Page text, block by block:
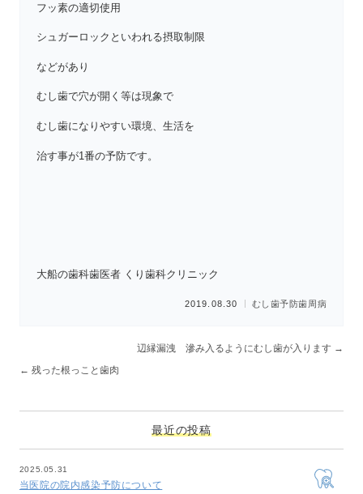
フッ素の適切使用
シュガーロックといわれる摂取制限
などがあり
むし歯で穴が開く等は現象で
むし歯になりやすい環境、生活を
治す事が1番の予防です。
大船の歯科歯医者 くり歯科クリニック
2019.08.30 むし歯予防歯周病
辺縁漏洩 滲み入るようにむし歯が入ります →
← 残った根っこと歯肉
最近の投稿
2025.05.31
当医院の院内感染予防について